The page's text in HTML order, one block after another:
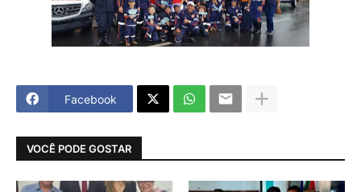
Facebook
VOCÊ PODE GOSTAR